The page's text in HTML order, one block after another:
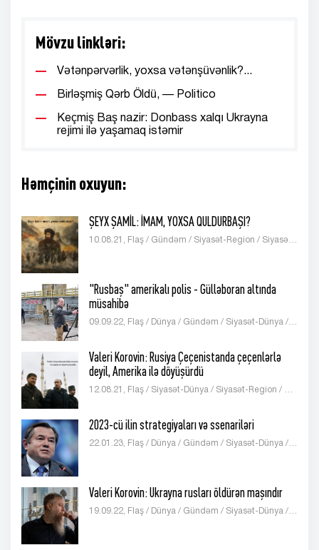
Mövzu linkləri:
Vətənpərvərlik, yoxsa vətənşüvənlik?...
Birləşmiş Qərb Öldü, — Politico
Keçmiş Baş nazir: Donbass xalqı Ukrayna
rejimi ilə yaşamaq istəmir
Həmçinin oxuyun:
ŞEYX ŞAMİL: İMAM, YOXSA QULDURBAŞI?
"Rusbaş" amerikalı polis - Gülləboran altında
müsahibə
Valeri Korovin: Rusiya Çeçenistanda çeçenlərlə
deyil, Amerika ilə döyüşürdü
2023-cü ilin strategiyaları və ssenariləri
Valeri Korovin: Ukrayna rusları öldürən maşındır